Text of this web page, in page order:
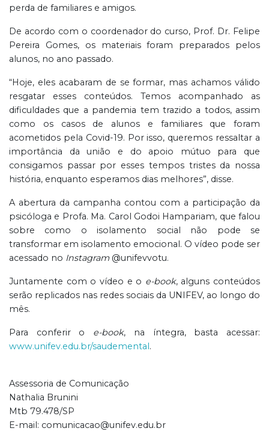
perda de familiares e amigos.
De acordo com o coordenador do curso, Prof. Dr. Felipe
Pereira Gomes, os materiais foram preparados pelos
alunos, no ano passado.
“Hoje, eles acabaram de se formar, mas achamos válido
resgatar esses conteúdos. Temos acompanhado as
dificuldades que a pandemia tem trazido a todos, assim
como os casos de alunos e familiares que foram
acometidos pela Covid-19. Por isso, queremos ressaltar a
importância da união e do apoio mútuo para que
consigamos passar por esses tempos tristes da nossa
história, enquanto esperamos dias melhores”, disse.
A abertura da campanha contou com a participação da
psicóloga e Profa. Ma. Carol Godoi Hampariam, que falou
sobre como o isolamento social não pode se
transformar em isolamento emocional. O vídeo pode ser
acessado no Instagram@unifevvotu.
Juntamente com o vídeo e o e-book, alguns conteúdos
serão replicados nas redes sociais da UNIFEV, ao longo do
mês.
Para conferir o e-book, na íntegra, basta acessar:
www.unifev.edu.br/saudemental.
Assessoria de Comunicação
Nathalia Brunini
Mtb 79.478/SP
E-mail: comunicacao@unifev.edu.br